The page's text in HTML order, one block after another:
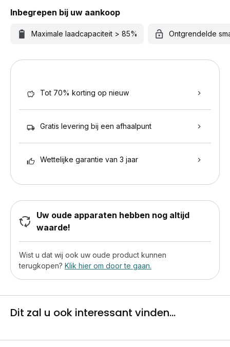
Inbegrepen bij uw aankoop
Maximale laadcapaciteit > 85% Ontgrendelde
Tot 70% korting op nieuw
Gratis levering bij een afhaalpunt
Wettelijke garantie van 3 jaar
Uw oude apparaten hebben nog altijd
waarde!
Wist u dat wij ook uw oude product kunnen
terugkopen? Klik hier om door te gaan.
Dit zal u ook interessant vinden...